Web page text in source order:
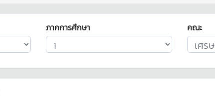
ภาคการศึกษา
คณะ